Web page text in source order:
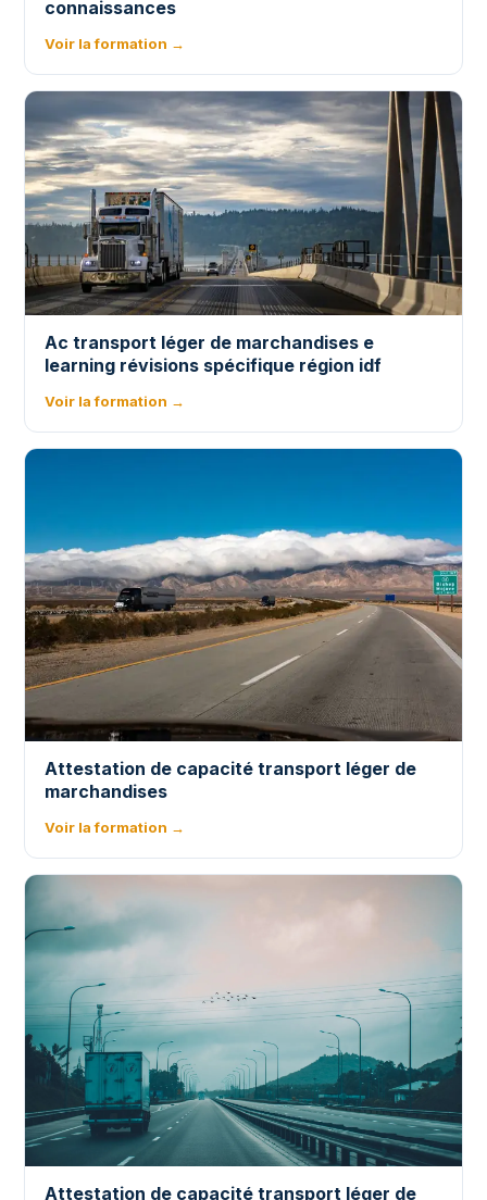
connaissances
Voir la formation →
Ac transport léger de marchandises e
learning révisions spécifique région idf
Voir la formation →
Attestation de capacité transport léger de
marchandises
Voir la formation →
Attestation de capacité transport léger de